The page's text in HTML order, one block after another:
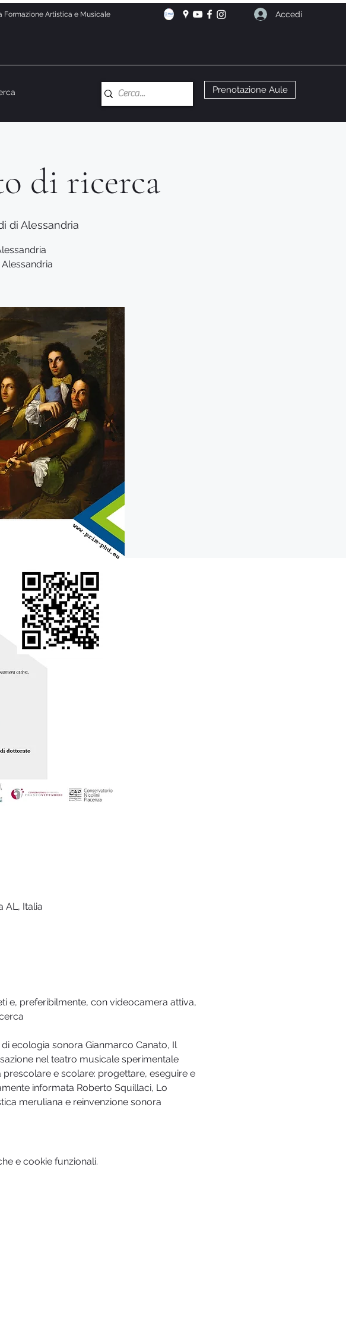
Formazione Artistica e Musicale Accedi
Prenotazione Aule
di ricerca
di Alessandria
AL, Italia
e, preferibilmente, con videocamera attiva,
ecologia sonora Gianmarco Canato, Il
nel teatro musicale sperimentale
e scolare: progettare, eseguire e
informata Roberto Squillaci, Lo
meruliana e reinvenzione sonora
e cookie funzionali.